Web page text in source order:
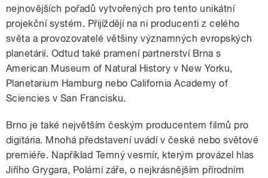
nejnovějších pořadů vytvořených pro tento unikátní
projekční systém. Přijíždějí na ni producenti z celého
světa a provozovatelé většiny významných evropských
planetárií. Odtud také pramení partnerství Brna s
American Museum of Natural History v New Yorku,
Planetarium Hamburg nebo California Academy of
Sciencies v San Francisku.
Brno je také největším českým producentem filmů pro
digitária. Mnohá představení uvádí v české nebo světové
premiéře. Například Temný vesmír, kterým provázel hlas
Jiřího Grygara, Polární záře, o nejkrásnějším přírodním